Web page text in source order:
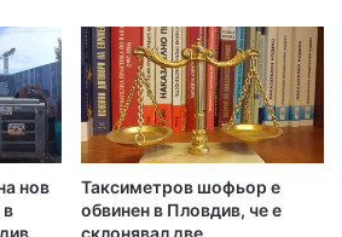
нов
Таксиметров шофьор е
обвинен в Пловдив, че е